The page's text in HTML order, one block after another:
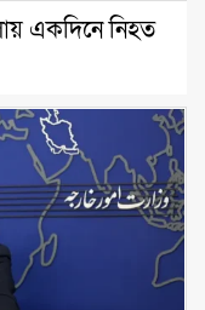
একদিনে নিহত